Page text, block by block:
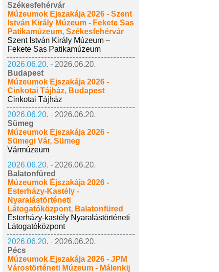
Székesfehérvár
Múzeumok Éjszakája 2026 - Szent
István Király Múzeum - Fekete Sas
Patikamúzeum, Székesfehérvár
Szent István Király Múzeum –
Fekete Sas Patikamúzeum
2026.06.20. - 2026.06.20.
Budapest
Múzeumok Éjszakája 2026 -
Cinkotai Tájház, Budapest
Cinkotai Tájház
2026.06.20. - 2026.06.20.
Sümeg
Múzeumok Éjszakája 2026 -
Sümegi Vár, Sümeg
Vármúzeum
2026.06.20. - 2026.06.20.
Balatonfüred
Múzeumok Éjszakája 2026 -
Esterházy-Kastély -
Nyaralástörténeti
Látogatóközpont, Balatonfüred
Esterházy-kastély Nyaralástörténeti
Látogatóközpont
2026.06.20. - 2026.06.20.
Pécs
Múzeumok Éjszakája 2026 - JPM
Várostörténeti Múzeum - Málenkij